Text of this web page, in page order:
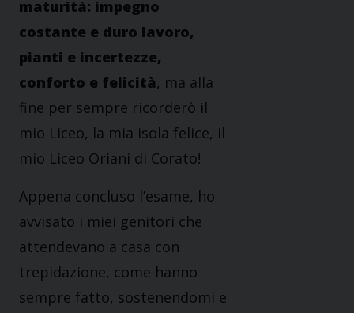
maturità: impegno
costante e duro lavoro,
pianti e incertezze,
conforto e felicità, ma alla
fine per sempre ricorderò il
mio Liceo, la mia isola felice, il
mio Liceo Oriani di Corato!
Appena concluso l’esame, ho
avvisato i miei genitori che
attendevano a casa con
trepidazione, come hanno
sempre fatto, sostenendomi e